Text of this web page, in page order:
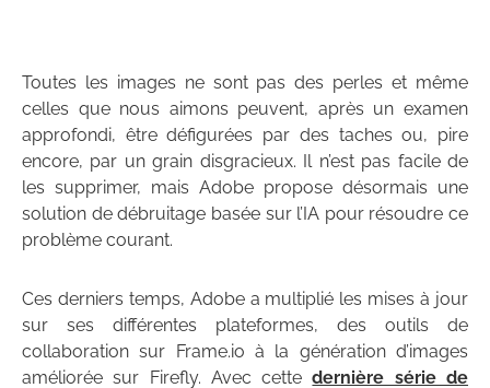
Toutes les images ne sont pas des perles et même
celles que nous aimons peuvent, après un examen
approfondi, être défigurées par des taches ou, pire
encore, par un grain disgracieux. Il n’est pas facile de
les supprimer, mais Adobe propose désormais une
solution de débruitage basée sur l’IA pour résoudre ce
problème courant.
Ces derniers temps, Adobe a multiplié les mises à jour
sur ses différentes plateformes, des outils de
collaboration sur Frame.io à la génération d’images
améliorée sur Firefly. Avec cettedernière série de